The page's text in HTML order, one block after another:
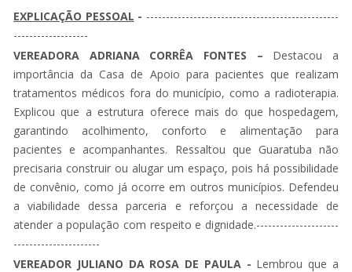
EXPLICAÇÃO PESSOAL - -------------------------------------------------
-------------------
VEREADORA ADRIANA CORRÊA FONTES – Destacou a
importância da Casa de Apoio para pacientes que realizam
tratamentos médicos fora do município, como a radioterapia.
Explicou que a estrutura oferece mais do que hospedagem,
garantindo acolhimento, conforto e alimentação para
pacientes e acompanhantes. Ressaltou que Guaratuba não
precisaria construir ou alugar um espaço, pois há possibilidade
de convênio, como já ocorre em outros municípios. Defendeu
a viabilidade dessa parceria e reforçou a necessidade de
atender a população com respeito e dignidade.---------------------
----------------------
VEREADOR JULIANO DA ROSA DE PAULA - Lembrou que a